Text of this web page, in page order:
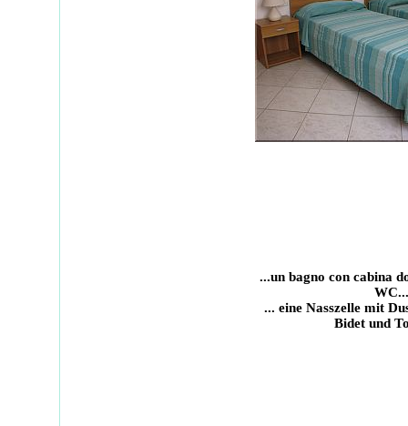
...un bagno con cabina
WC...
... eine Nasszelle mit
Bidet und